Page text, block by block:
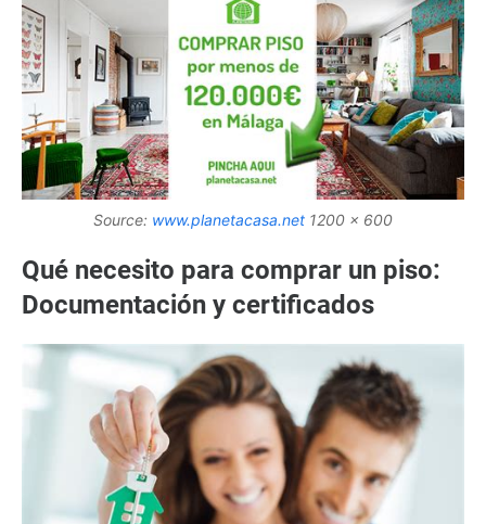
Source: www.planetacasa.net 1200 x 600
Qué necesito para comprar un piso:
Documentación y certificados